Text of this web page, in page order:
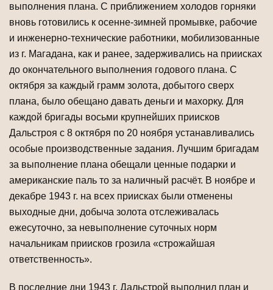
выполнения плана. С приближением холодов горняки
вновь готовились к осенне-зимней промывке, рабочие
и инженерно-технические работники, мобилизованные
из г. Магадана, как и ранее, задерживались на приисках
до окончательного выполнения годового плана. С
октября за каждый грамм золота, добытого сверх
плана, было обещано давать деньги и махорку. Для
каждой бригады восьми крупнейших приисков
Дальстроя с 8 октября по 20 ноября устанавливались
особые производственные задания. Лучшим бригадам
за выполнение плана обещали ценные подарки и
американские паль то за наличный расчёт. В ноябре и
декабре 1943 г. на всех приисках были отменены
выходные дни, добыча золота отслеживалась
ежесуточно, за невыполнение суточных норм
начальникам приисков грозила «строжайшая
ответственность».
В последние дни 1943 г. Дальстрой выполнил план и